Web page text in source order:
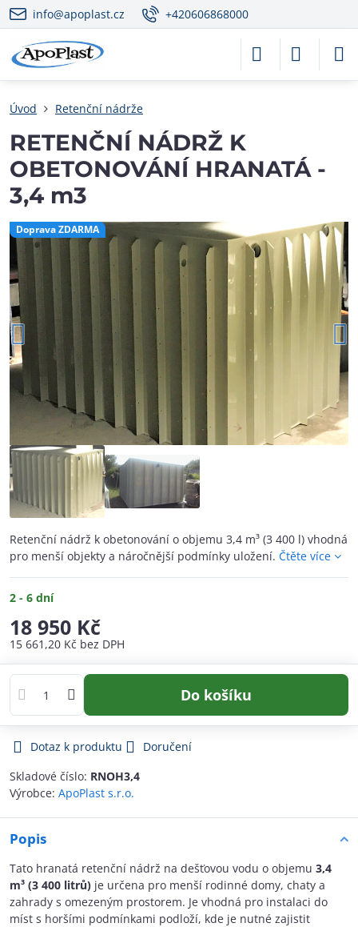
info@apoplast.cz +420606868000
Doprava ZDARMA
Úvod Retenční nádrže
RETENČNÍ NÁDRŽ K
OBETONOVÁNÍ HRANATÁ -
3,4 m3
Retenční nádrž k obetonování o objemu 3,4 m³ (3 400 l) vhodná
pro menší objekty a náročnější podmínky uložení. Čtěte více
2 - 6 dní
18 950 Kč
15 661,20 Kč bez DPH
Do košíku
Dotaz k produktu
Doručení
Skladové číslo: RNOH3,4
Výrobce: ApoPlast s.r.o.
Popis
Tato hranatá retenční nádrž na dešťovou vodu o objemu 3,4
m³ (3 400 litrů) je určena pro menší rodinné domy, chaty a
zahrady s omezeným prostorem. Je vhodná pro instalaci do
míst s horšími podmínkami podloží, kde je nutné zajistit